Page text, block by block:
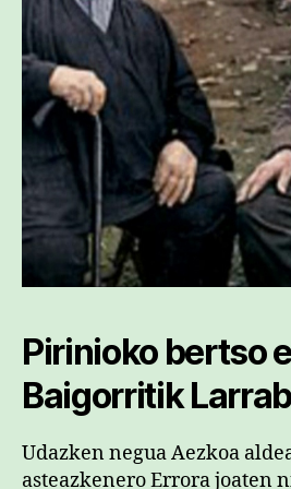
Pirinioko bertso
Baigorritik
Udazken negua Aezkoa
asteazkenero Errora joaten